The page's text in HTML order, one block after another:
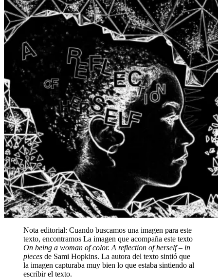
Nota editorial: Cuando buscamos una imagen para este
texto, encontramos La imagen que acompaña este texto
On being a woman of color. A reflection of herself – in
pieces de Sami Hopkins. La autora del texto sintió que
la imagen capturaba muy bien lo que estaba sintiendo al
escribir el texto.